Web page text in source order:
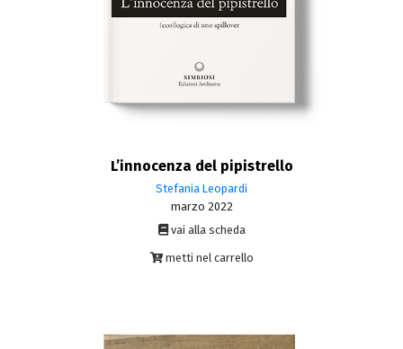
L’innocenza del pipistrello
Stefania Leopardi
marzo 2022
vai alla scheda
metti nel carrello